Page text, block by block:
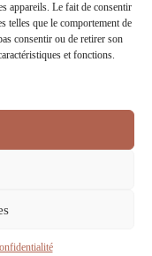
appareils. Le fait de consentir
telles que le comportement de
consentir ou de retirer son
et fonctions.